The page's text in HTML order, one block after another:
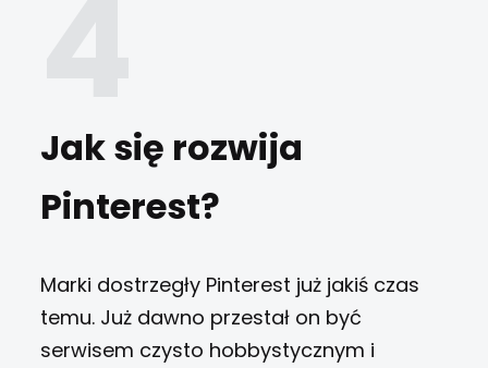
Jak się rozwija
Pinterest?
Marki dostrzegły Pinterest już jakiś czas
temu. Już dawno przestał on być
serwisem czysto hobbystycznym i